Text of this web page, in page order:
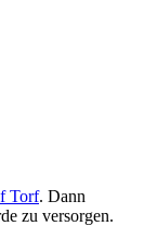
Torf. Dann
zu versorgen.